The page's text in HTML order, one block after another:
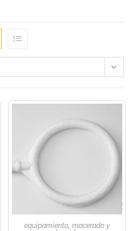
equipamiento,macerado y